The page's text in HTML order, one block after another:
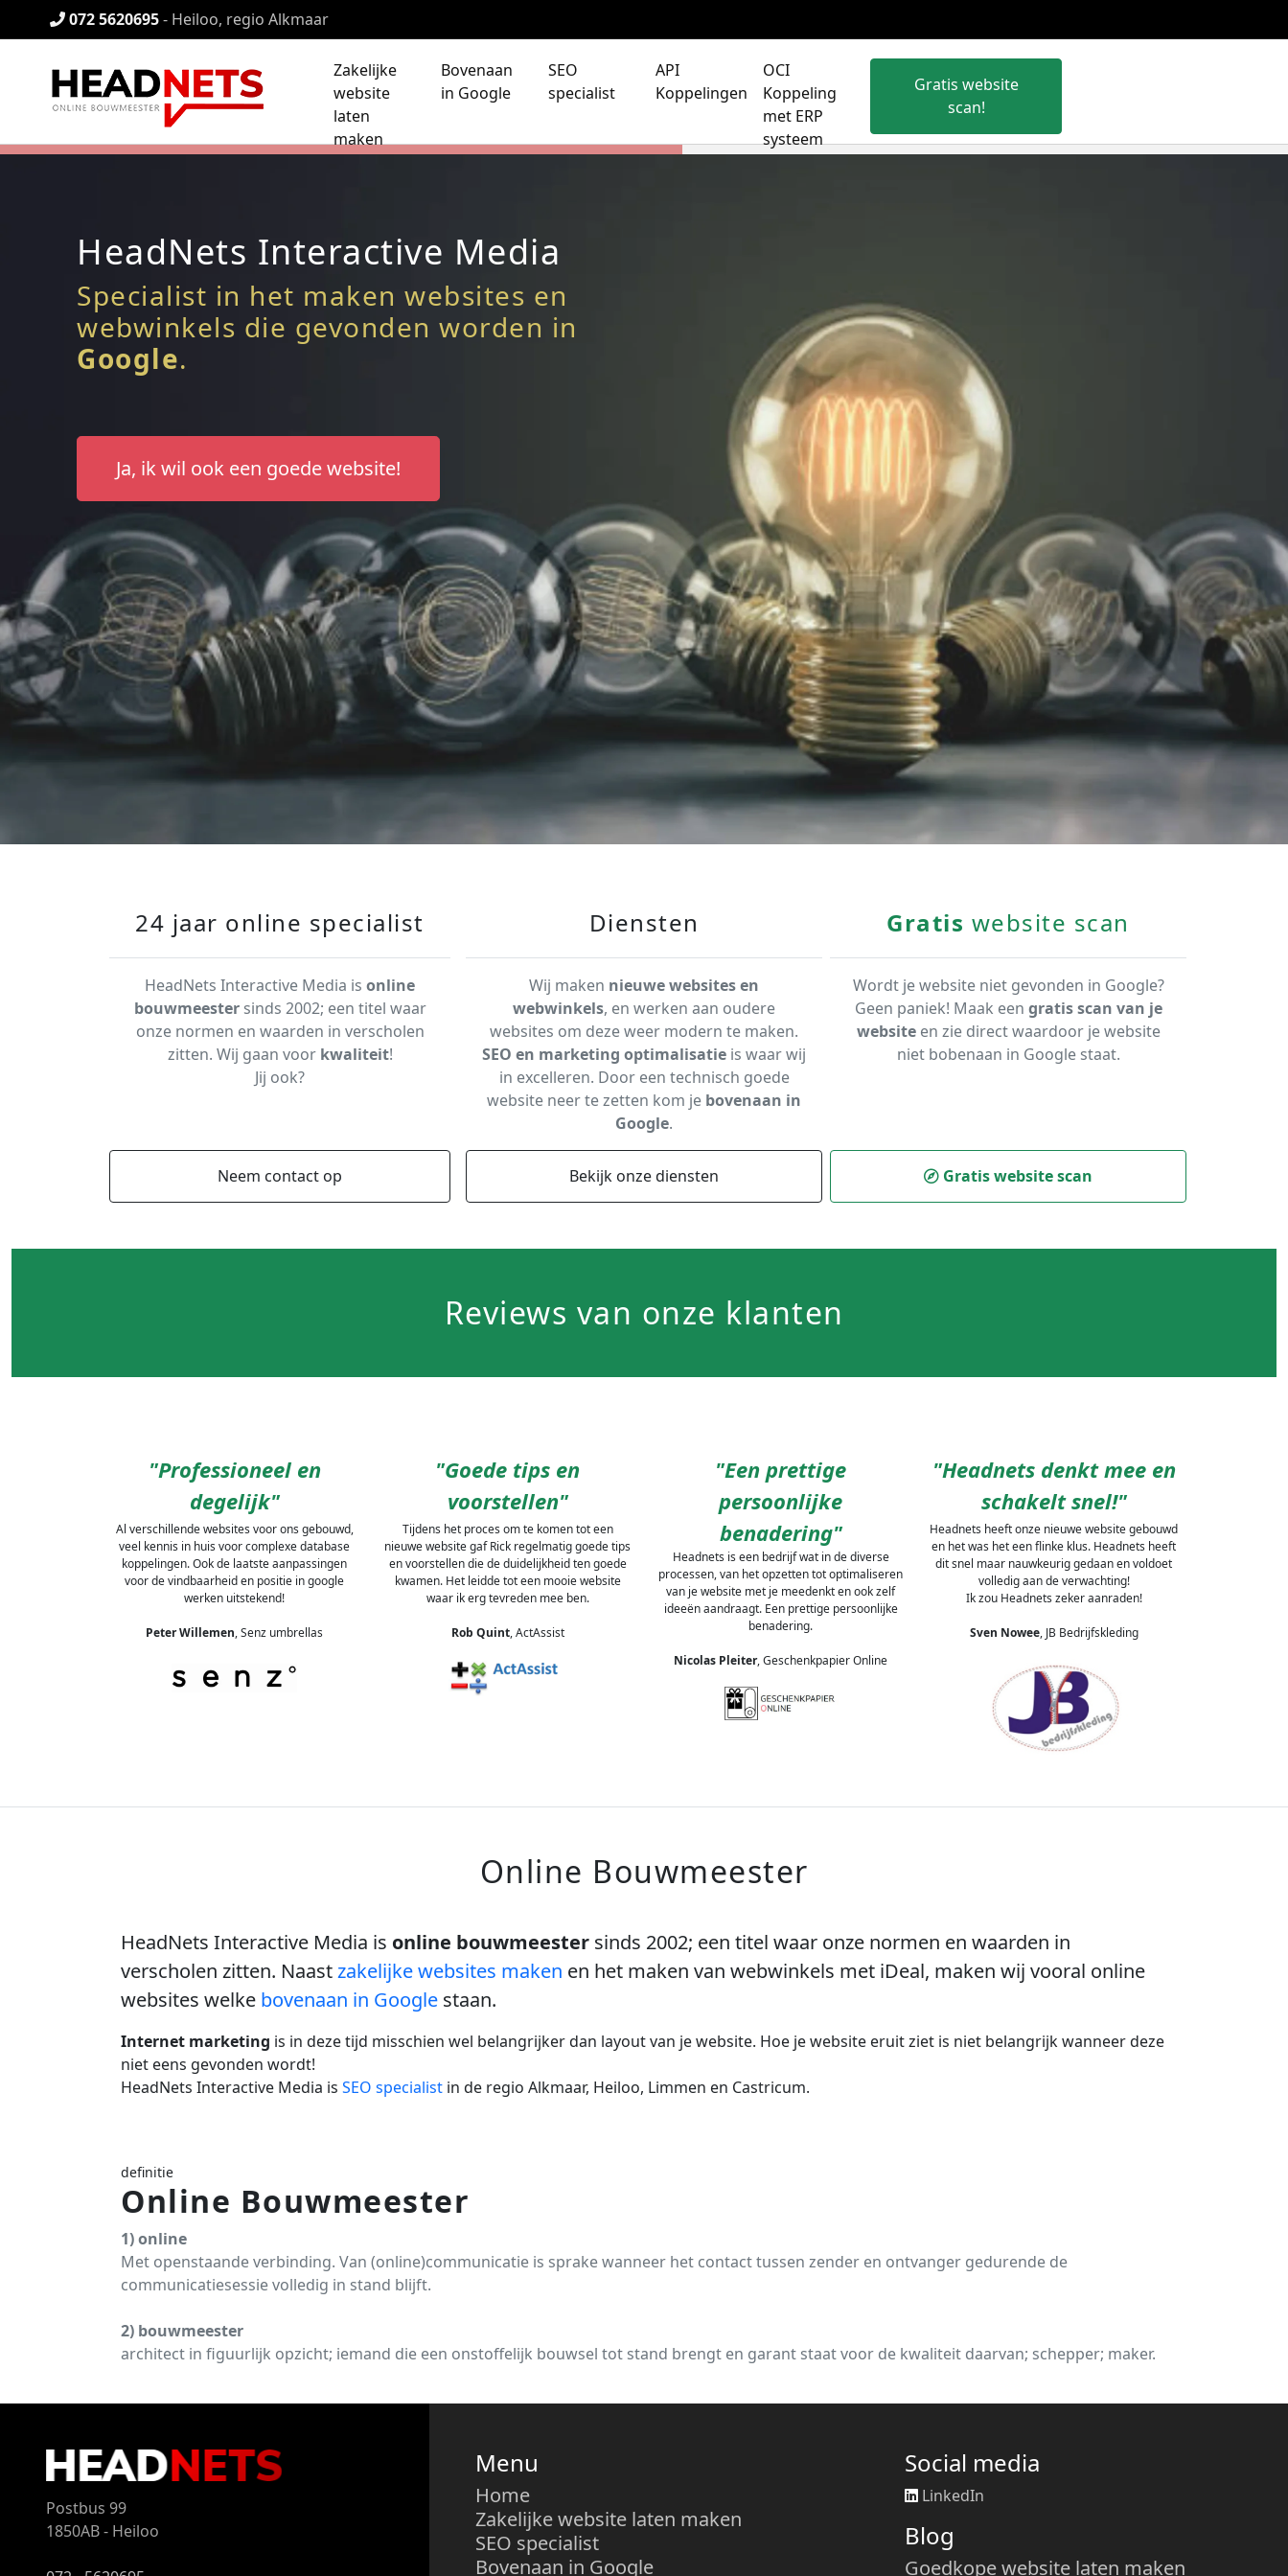
×
072 5620695- Heiloo, regio Alkmaar
Zakelijke
website
laten
maken
Bovenaan
in Google
SEO
specialist
API
Koppelingen
OCI
Koppeling
met ERP
systeem
Gratis website
scan!
HeadNets Interactive Media
Specialist in het maken websites en
webwinkels die gevonden worden in
Google.
Ja, ik wil ook een goede website!
24 jaar online specialist
HeadNets Interactive Media is online
bouwmeestersinds 2002; een titel waar
onze normen en waarden in verscholen
zitten. Wij gaan voor kwaliteit!
Jij ook?
Neem contact op
Diensten
Wij maken nieuwe websites en
webwinkels, en werken aan oudere
websites om deze weer modern te maken.
SEO en marketing optimalisatie is waar wij
in excelleren. Door een technisch goede
website neer te zetten kom je bovenaan in
Google.
Bekijk onze diensten
Gratis website scan
Wordt je website niet gevonden in Google?
Geen paniek! Maak een gratis scan van je
websiteen zie direct waardoor je website
niet bobenaan in Google staat.
Gratis website scan
Reviews van onze klanten
"Professioneel en
degelijk"
Al verschillende websites voor ons gebouwd,
veel kennis in huis voor complexe database
koppelingen. Ook de laatste aanpassingen
voor de vindbaarheid en positie in google
werken uitstekend!
Peter Willemen, Senz umbrellas
"Goede tips en
voorstellen"
Tijdens het proces om te komen tot een
nieuwe website gaf Rick regelmatig goede tips
en voorstellen die de duidelijkheid ten goede
kwamen. Het leidde tot een mooie website
waar ik erg tevreden mee ben.
Rob Quint, ActAssist
"Een prettige
persoonlijke
benadering"
Headnets is een bedrijf wat in de diverse
processen, van het opzetten tot optimaliseren
van je website met je meedenkt en ook zelf
ideeën aandraagt. Een prettige persoonlijke
benadering.
Nicolas Pleiter, Geschenkpapier Online
"Headnets denkt mee en
schakelt snel!"
Headnets heeft onze nieuwe website gebouwd
en het was het een flinke klus. Headnets heeft
dit snel maar nauwkeurig gedaan en voldoet
volledig aan de verwachting!
Ik zou Headnets zeker aanraden!
Sven Nowee, JB Bedrijfskleding
Online Bouwmeester
HeadNets Interactive Media is online bouwmeester sinds 2002; een titel waar onze normen en waarden in
verscholen zitten. Naastzakelijke websites maken en het maken van webwinkels met iDeal, maken wij vooral online
websites welke bovenaan in Google staan.
Internet marketing is in deze tijd misschien wel belangrijker dan layout van je website. Hoe je website eruit ziet is niet belangrijk wanneer deze
niet eens gevonden wordt!
HeadNets Interactive Media is SEO specialist in de regio Alkmaar, Heiloo, Limmen en Castricum.
definitie
Online Bouwmeester
1) online
Met openstaande verbinding. Van (online)communicatie is sprake wanneer het contact tussen zender en ontvanger gedurende de
communicatiesessie volledig in stand blijft.
2) bouwmeester
architect in figuurlijk opzicht; iemand die een onstoffelijk bouwsel tot stand brengt en garant staat voor de kwaliteit daarvan; schepper; maker.
Postbus 99
1850AB - Heiloo
Menu
Home
Zakelijke website laten maken
SEO specialist
Bovenaan in Google
Social media
LinkedIn
Blog
Goedkope website laten maken